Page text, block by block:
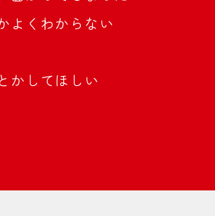
よくわからない
かしてほしい